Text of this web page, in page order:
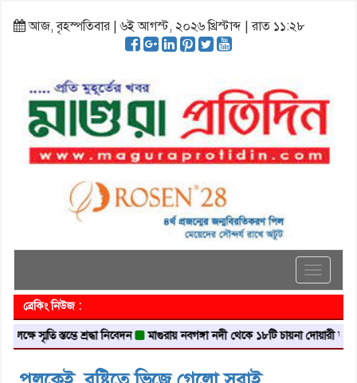
আজ, বৃহস্পতিবার | ৬ই আগস্ট, ২০২৬ খ্রিস্টাব্দ | রাত ১১:২৮
Toggle
ব্রেকিং নিউজ :
স্তম্ভে শ্রদ্ধা নিবেদন মাগুরায় নবগঙ্গা নদী থেকে ১৮টি চায়না দোয়ারী জাল জব্দ